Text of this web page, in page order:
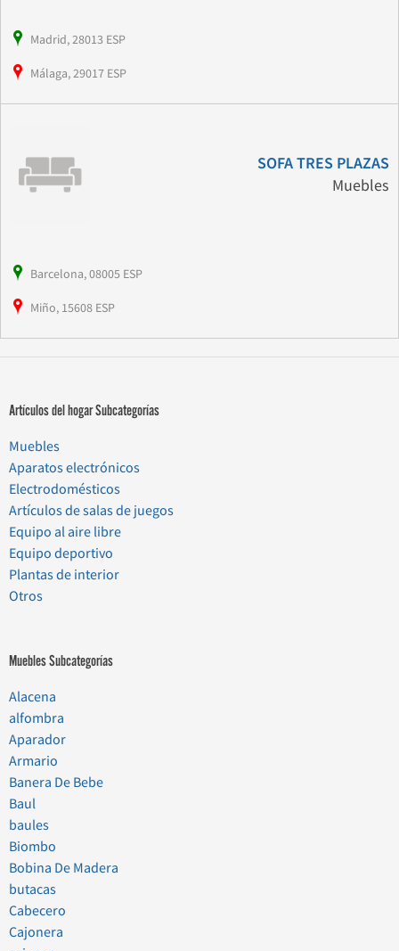
Madrid, 28013 ESP
Málaga, 29017 ESP
SOFA TRES PLAZAS
Muebles
Barcelona, 08005 ESP
Miño, 15608 ESP
Artículos del hogar Subcategorías
Muebles
Aparatos electrónicos
Electrodomésticos
Artículos de salas de juegos
Equipo al aire libre
Equipo deportivo
Plantas de interior
Otros
Muebles Subcategorías
Alacena
alfombra
Aparador
Armario
Banera De Bebe
Baul
baules
Biombo
Bobina De Madera
butacas
Cabecero
Cajonera